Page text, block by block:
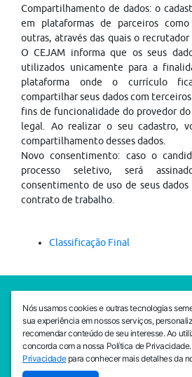
Compartilhamento de dados: o
em plataformas de parceiros como
outras, através das quais o recrutador
O CEJAM informa que os seus
utilizados unicamente para a
plataforma onde o currículo
compartilhar seus dados com
fins de funcionalidade do provedor
legal. Ao realizar o seu cadastro,
compartilhamento desses dados.
Novo consentimento: caso o
processo seletivo, será
consentimento de uso de seus
contrato de trabalho.
Classificação Final
SEDE CEJAM
Av. da Liberdade, 765, Liberdade,
(11) 3469 - 1818
INSTITUTO CEJAM
Av. da Liberdade, 765, Liberdade,
Nós usamos cookies e outras tecnologias
sua experiência em nossos serviços,
recomendar conteúdo de seu interesse. Ao
concorda com a nossa Política de
Privacidadepara conhecer mais detalhes da